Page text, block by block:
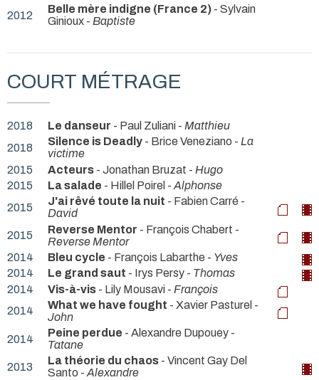
2012
Belle mère indigne (France 2) - Sylvain
Ginioux - Baptiste
COURT MÉTRAGE
2018 Le danseur - Paul Zuliani - Matthieu
2018
Silence is Deadly - Brice Veneziano - La
victime
2015
Acteurs - Jonathan Bruzat - Hugo
2015
La salade - Hillel Poirel - Alphonse
2015
J'ai rêvé toute la nuit - Fabien Carré -
David
2015
Reverse Mentor - François Chabert -
Reverse Mentor
2014
Bleu cycle - François Labarthe - Yves
2014
Le grand saut - Irys Persy - Thomas
2014
Vis-à-vis - Lily Mousavi - François
2014
What we have fought - Xavier Pasturel -
John
2014
Peine perdue - Alexandre Dupouey -
Tatane
2013
La théorie du chaos - Vincent Gay Del
Santo -Alexandre